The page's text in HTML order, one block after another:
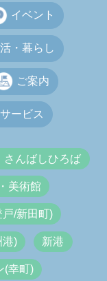
イベント
・暮らし
ご案内
ービス
さんばしひろば
美術館
/新田町)
港) 新港
(幸町)